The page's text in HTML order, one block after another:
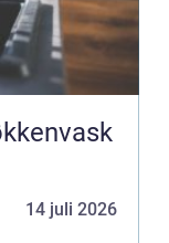
14 juli 2026